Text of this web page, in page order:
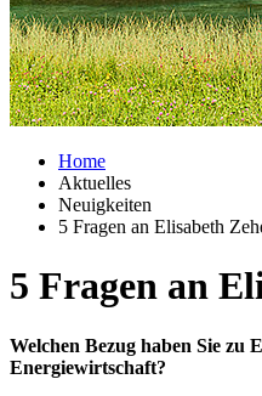
Home
Aktuelles
Neuigkeiten
5 Fragen an Elisabeth
5 Fragen an
Welchen Bezug haben Sie zu
Energiewirtschaft?